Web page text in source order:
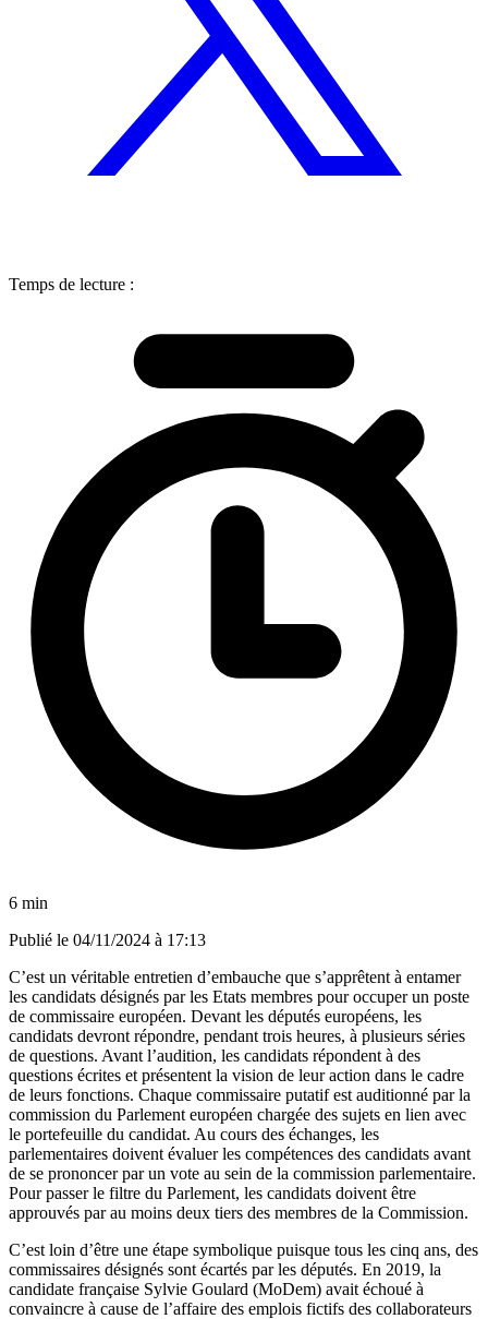
Temps de lecture :
6 min
Publié le 04/11/2024 à 17:13
C’est un véritable entretien d’embauche que s’apprêtent à entamer
les candidats désignés par les Etats membres pour occuper un poste
de commissaire européen. Devant les députés européens, les
candidats devront répondre, pendant trois heures, à plusieurs séries
de questions. Avant l’audition, les candidats répondent à des
questions écrites et présentent la vision de leur action dans le cadre
de leurs fonctions. Chaque commissaire putatif est auditionné par la
commission du Parlement européen chargée des sujets en lien avec
le portefeuille du candidat. Au cours des échanges, les
parlementaires doivent évaluer les compétences des candidats avant
de se prononcer par un vote au sein de la commission parlementaire.
Pour passer le filtre du Parlement, les candidats doivent être
approuvés par au moins deux tiers des membres de la Commission.
C’est loin d’être une étape symbolique puisque tous les cinq ans, des
commissaires désignés sont écartés par les députés. En 2019, la
candidate française Sylvie Goulard (MoDem) avait échoué à
convaincre à cause de l’affaire des emplois fictifs des collaborateurs